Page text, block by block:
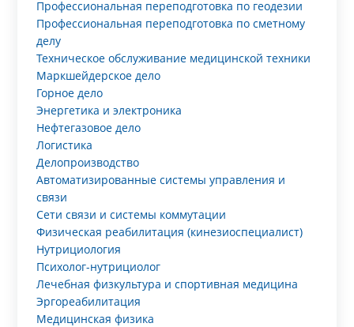
Профессиональная переподготовка по геодезии
Профессиональная переподготовка по сметному
делу
Техническое обслуживание медицинской техники
Маркшейдерское дело
Горное дело
Энергетика и электроника
Нефтегазовое дело
Логистика
Делопроизводство
Автоматизированные системы управления и
связи
Сети связи и системы коммутации
Физическая реабилитация (кинезиоспециалист)
Нутрициология
Психолог-нутрициолог
Лечебная физкультура и спортивная медицина
Эргореабилитация
Медицинская физика